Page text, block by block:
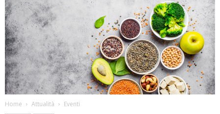
Home Attualità Eventi